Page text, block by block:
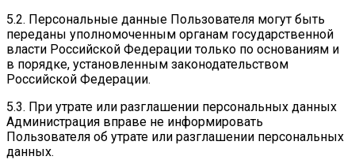
5.2. Персональные данные Пользователя могут быть
переданы уполномоченным органам государственной
власти Российской Федерации только по основаниям и
в порядке, установленным законодательством
Российской Федерации.
5.3. При утрате или разглашении персональных данных
Администрация вправе не информировать
Пользователя об утрате или разглашении персональных
данных.